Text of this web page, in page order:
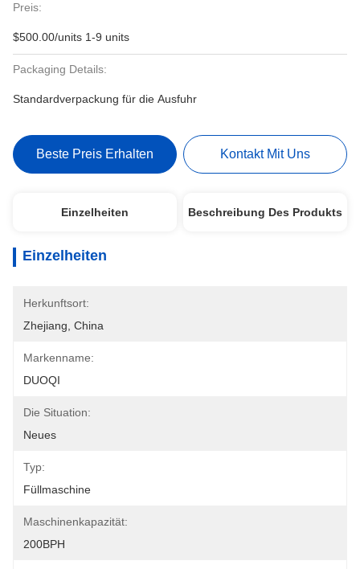
Preis:
$500.00/units 1-9 units
Packaging Details:
Standardverpackung für die Ausfuhr
Beste Preis Erhalten Kontakt Mit Uns
Einzelheiten Beschreibung Des Produkts
Einzelheiten
Herkunftsort:
Zhejiang, China
Markenname:
DUOQI
Die Situation:
Neues
Typ:
Füllmaschine
Maschinenkapazität:
200BPH